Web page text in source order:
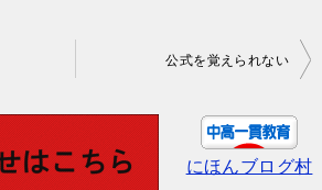
公式を覚えられない
にほんブログ村